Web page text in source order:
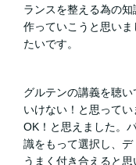
ランスを整える為の
作っていこうと思い
たいです。
グルテンの講義を聴
いけない！と思って
OK！と思えました。
識をもって選択し、
うまく付き合えると思